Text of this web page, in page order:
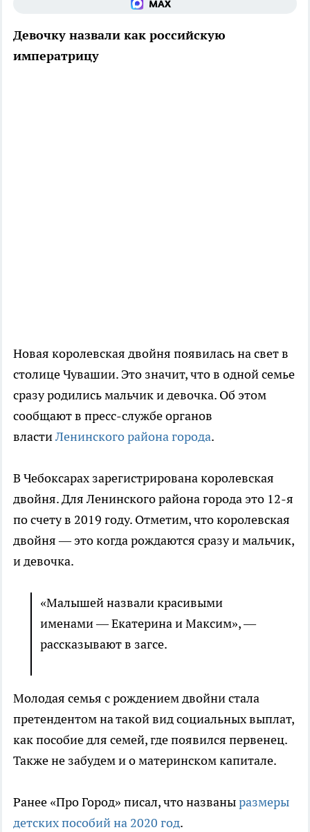
Девочку назвали как российскую
императрицу
Новая королевская двойня появилась на свет в
столице Чувашии. Это значит, что в одной семье
сразу родились мальчик и девочка. Об этом
сообщают в пресс-службе органов
властиЛенинского района города.
В Чебоксарах зарегистрирована королевская
двойня. Для Ленинского района города это 12-я
по счету в 2019 году. Отметим, что королевская
двойня — это когда рождаются сразу и мальчик,
и девочка.
«Малышей назвали красивыми
именами — Екатерина и Максим», —
рассказывают в загсе.
Молодая семья с рождением двойни стала
претендентом на такой вид социальных выплат,
как пособие для семей, где появился первенец.
Также не забудем и о материнском капитале.
Ранее «Про Город» писал, что названыразмеры
детских пособий на 2020 год.